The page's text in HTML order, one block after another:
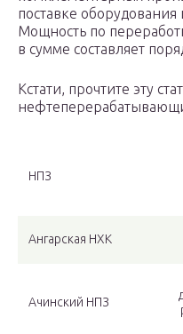
поставке
Мощность по
в сумме составляет
Кстати, прочтите эту
НПЗ
Ангарская НХК
Ачинский НПЗ